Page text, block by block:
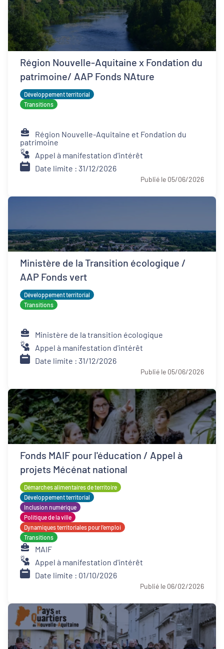
Région Nouvelle-Aquitaine x Fondation du
patrimoine/ AAP Fonds NAture
Développement territorial
Transitions
Région Nouvelle-Aquitaine et Fondation du
patrimoine
Appel à manifestation d'intérêt
Date limite : 31/12/2026
Publié le 05/06/2026
Ministère de la Transition écologique /
AAP Fonds vert
Développement territorial
Transitions
Ministère de la transition écologique
Appel à manifestation d'intérêt
Date limite : 31/12/2026
Publié le 05/06/2026
Fonds MAIF pour l'éducation / Appel à
projets Mécénat national
Démarches alimentaires de territoire
Développement territorial
Inclusion numérique
Politique de la ville
Dynamiques territoriales pour l’emploi
Transitions
MAIF
Appel à manifestation d'intérêt
Date limite : 01/10/2026
Publié le 06/02/2026